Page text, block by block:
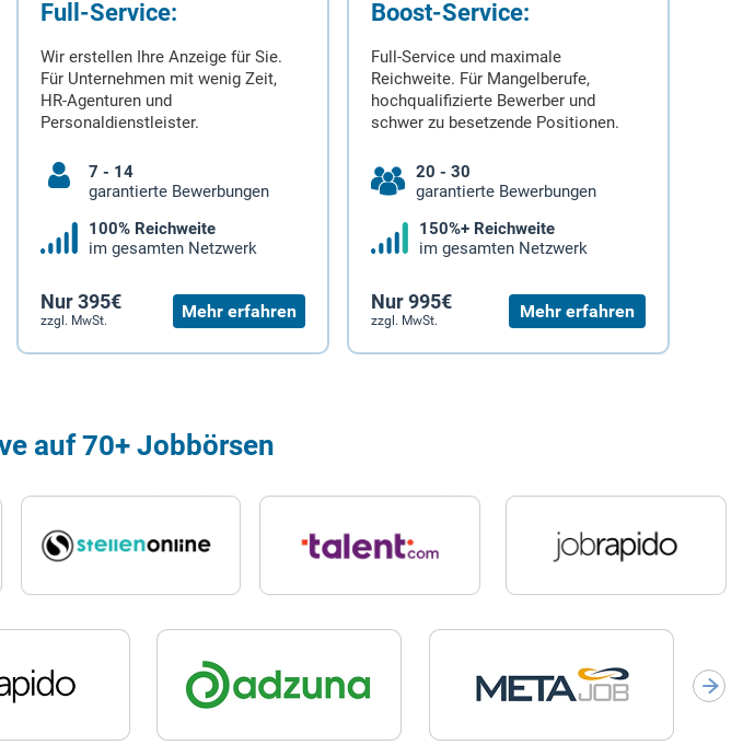
Full-Service:
Wir erstellen Ihre Anzeige für Sie.
Für Unternehmen mit wenig Zeit,
HR-Agenturen und
Personaldienstleister.
7 - 14
garantierte Bewerbungen
100% Reichweite
im gesamten Netzwerk
Nur 395€
zzgl. MwSt. Mehr erfahren
Boost-Service:
Full-Service und maximale
Reichweite. Für Mangelberufe,
hochqualifizierte Bewerber und
schwer zu besetzende Positionen.
20 - 30
garantierte Bewerbungen
150%+ Reichweite
im gesamten Netzwerk
Nur 995€
zzgl. MwSt. Mehr erfahren
auf 70+ Jobbörsen